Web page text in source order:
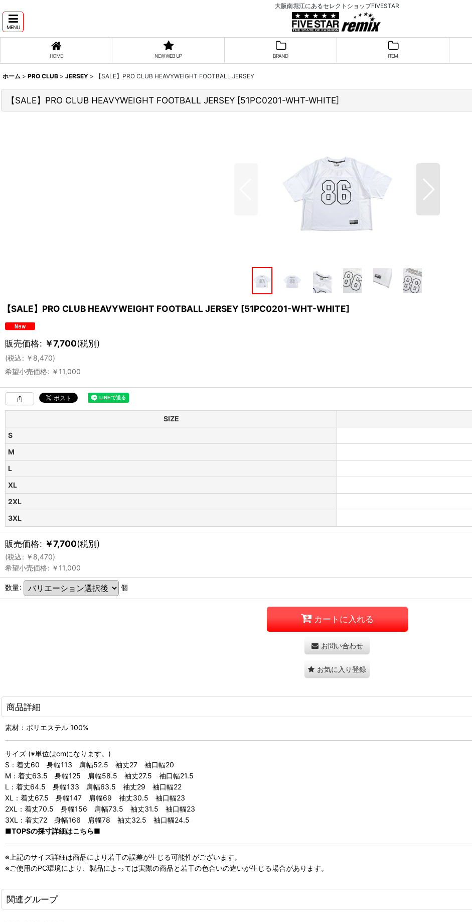
大阪南堀江にあるセレクトショップFIVESTAR
MENU
HOME NEW WEB UP BRAND ITEM
ホーム > PRO CLUB > JERSEY > 【SALE】PRO CLUB HEAVYWEIGHT FOOTBALL JERSEY
【SALE】PRO CLUB HEAVYWEIGHT FOOTBALL JERSEY [51PC0201-WHT-WHITE]
【SALE】PRO CLUB HEAVYWEIGHT FOOTBALL JERSEY [51PC0201-WHT-WHITE]
販売価格: ￥7,700(税別)
(税込: ￥ 8,470)
希望小売価格: ￥ 11,000
SIZE
S
M
L
XL
2XL
3XL
販売価格: ￥7,700(税別)
(税込: ￥ 8,470)
希望小売価格: ￥ 11,000
数量: 個
カートに入れる
お問い合わせ
お気に入り登録
商品詳細
素材：ポリエステル 100%
サイズ (※単位はcmになります。)
S：着丈60 身幅113 肩幅52.5 袖丈27 袖口幅20
M：着丈63.5 身幅125 肩幅58.5 袖丈27.5 袖口幅21.5
L：着丈64.5 身幅133 肩幅63.5 袖丈29 袖口幅22
XL：着丈67.5 身幅147 肩幅69 袖丈30.5 袖口幅23
2XL：着丈70.5 身幅156 肩幅73.5 袖丈31.5 袖口幅23
3XL：着丈72 身幅166 肩幅78 袖丈32.5 袖口幅24.5
■TOPSの採寸詳細はこちら■
※上記のサイズ詳細は商品により若干の誤差が生じる可能性がございます。
※ご使用のPC環境により、製品によっては実際の商品と若干の色合いの違いが生じる場合があります。
関連グループ